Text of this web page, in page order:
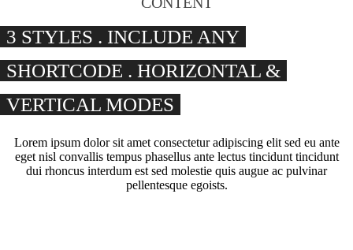
3 STYLES . INCLUDE ANY
SHORTCODE . HORIZONTAL &
VERTICAL MODES
Lorem ipsum dolor sit amet consectetur adipiscing elit sed eu ante
eget nisl convallis tempus phasellus ante lectus tincidunt tincidunt
dui rhoncus interdum est sed molestie quis augue ac pulvinar
pellentesque egoists.